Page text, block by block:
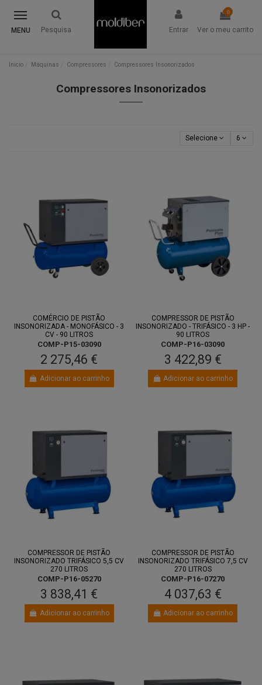
MENU Pesquisa Entrar
0
Ver o meu carrito
Início Máquinas Compressores Compressores Insonorizados
Compressores Insonorizados
Selecione 6
COMÉRCIO DE PISTÃO
INSONORIZADA - MONOFÁSICO - 3
CV - 90 LITROS
COMP-P15-03090
2 275,46 €
Adicionar ao carrinho
COMPRESSOR DE PISTÃO
INSONORIZADO - TRIFÁSICO - 3 HP -
90 LITROS
COMP-P16-03090
3 422,89 €
Adicionar ao carrinho
COMPRESSOR DE PISTÃO
INSONORIZADO TRIFÁSICO 5,5 CV
270 LITROS
COMP-P16-05270
3 838,41 €
Adicionar ao carrinho
COMPRESSOR DE PISTÃO
INSONORIZADO TRIFÁSICO 7,5 CV
270 LITROS
COMP-P16-07270
4 037,63 €
Adicionar ao carrinho